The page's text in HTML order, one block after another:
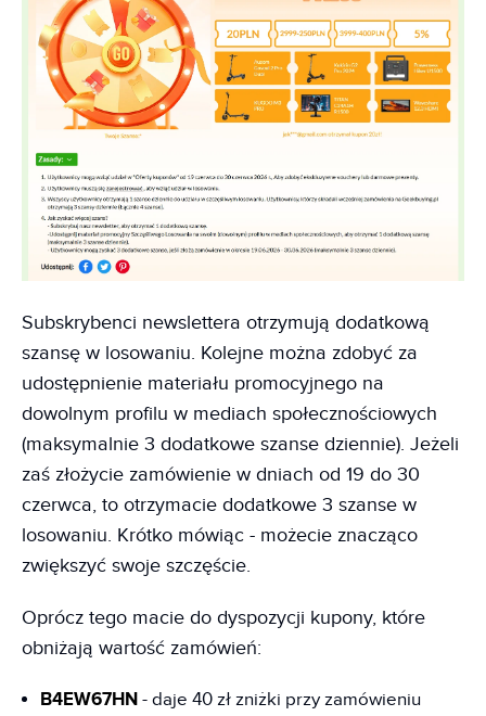
Subskrybenci newslettera otrzymują dodatkową
szansę w losowaniu. Kolejne można zdobyć za
udostępnienie materiału promocyjnego na
dowolnym profilu w mediach społecznościowych
(maksymalnie 3 dodatkowe szanse dziennie). Jeżeli
zaś złożycie zamówienie w dniach od 19 do 30
czerwca, to otrzymacie dodatkowe 3 szanse w
losowaniu. Krótko mówiąc - możecie znacząco
zwiększyć swoje szczęście.
Oprócz tego macie do dyspozycji kupony, które
obniżają wartość zamówień:
B4EW67HN - daje 40 zł zniżki przy zamówieniu